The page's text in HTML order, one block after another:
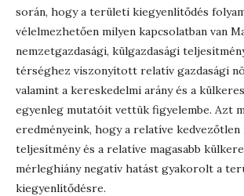
során, hogy a területi kiegyenlítődés
vélelmezhetően milyen kapcsolatban van
nemzetgazdasági, külgazdasági
térséghez viszonyított relatív gazdasági
valamint a kereskedelmi arány és a
egyenleg mutatóit vettük figyelembe. Azt
eredményeink, hogy a relatíve kedvezőtlen
teljesítmény és a relatíve magasabb
mérleghiány negatív hatást gyakorolt a
kiegyenlítődésre.